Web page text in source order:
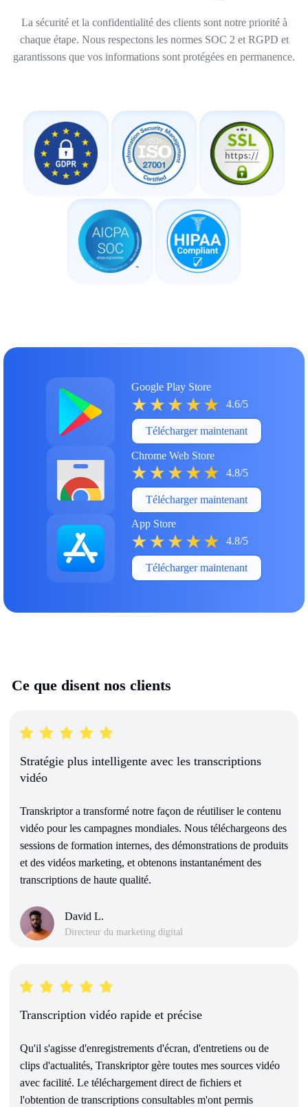
La sécurité et la confidentialité des clients sont notre priorité à
chaque étape. Nous respectons les normes SOC 2 et RGPD et
garantissons que vos informations sont protégées en permanence.
Google Play Store
4.6/5
Télécharger maintenant
Chrome Web Store
4.8/5
Télécharger maintenant
App Store
4.8/5
Télécharger maintenant
Ce que disent nos clients
Stratégie plus intelligente avec les transcriptions
vidéo
Transkriptor a transformé notre façon de réutiliser le contenu
vidéo pour les campagnes mondiales. Nous téléchargeons des
sessions de formation internes, des démonstrations de produits
et des vidéos marketing, et obtenons instantanément des
transcriptions de haute qualité.
David L.
Directeur du marketing digital
Transcription vidéo rapide et précise
Qu'il s'agisse d'enregistrements d'écran, d'entretiens ou de
clips d'actualités, Transkriptor gère toutes mes sources vidéo
avec facilité. Le téléchargement direct de fichiers et
l'obtention de transcriptions consultables m'ont permis